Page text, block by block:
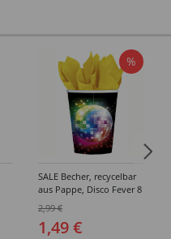
%
SALE Becher, recycelbar
aus Pappe, Disco Fever 8
Stk. 266 ml
2,99 €
1,49 €